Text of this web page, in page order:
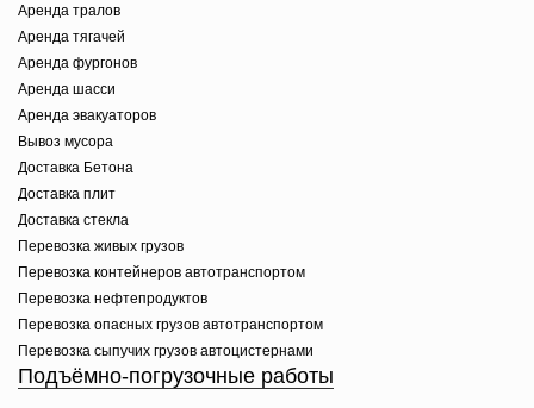
Аренда тралов
Аренда тягачей
Аренда фургонов
Аренда шасси
Аренда эвакуаторов
Вывоз мусора
Доставка Бетона
Доставка плит
Доставка стекла
Перевозка живых грузов
Перевозка контейнеров автотранспортом
Перевозка нефтепродуктов
Перевозка опасных грузов автотранспортом
Перевозка сыпучих грузов автоцистернами
Подъёмно-погрузочные работы